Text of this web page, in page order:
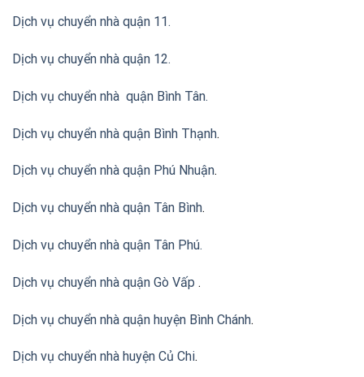
Dịch vụ chuyển nhà quận 11.
Dịch vụ chuyển nhà quận 12.
Dịch vụ chuyển nhà quận Bình Tân.
Dịch vụ chuyển nhà quận Bình Thạnh.
Dịch vụ chuyển nhà quận Phú Nhuận.
Dịch vụ chuyển nhà quận Tân Bình.
Dịch vụ chuyển nhà quận Tân Phú.
Dịch vụ chuyển nhà quận Gò Vấp .
Dịch vụ chuyển nhà quận huyện Bình Chánh.
Dịch vụ chuyển nhà huyện Củ Chi.